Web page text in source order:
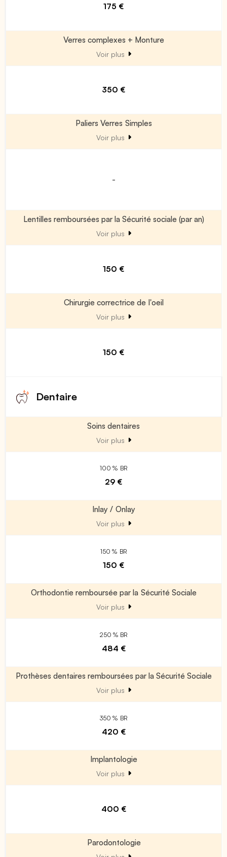
175 €
Verres complexes + Monture
Voir plus
350 €
Paliers Verres Simples
Voir plus
-
Lentilles remboursées par la Sécurité sociale (par an)
Voir plus
150 €
Chirurgie correctrice de l'oeil
Voir plus
150 €
Dentaire
Soins dentaires
Voir plus
100 % BR
29 €
Inlay / Onlay
Voir plus
150 % BR
150 €
Orthodontie remboursée par la Sécurité Sociale
Voir plus
250 % BR
484 €
Prothèses dentaires remboursées par la Sécurité Sociale
Voir plus
350 % BR
420 €
Implantologie
Voir plus
400 €
Parodontologie